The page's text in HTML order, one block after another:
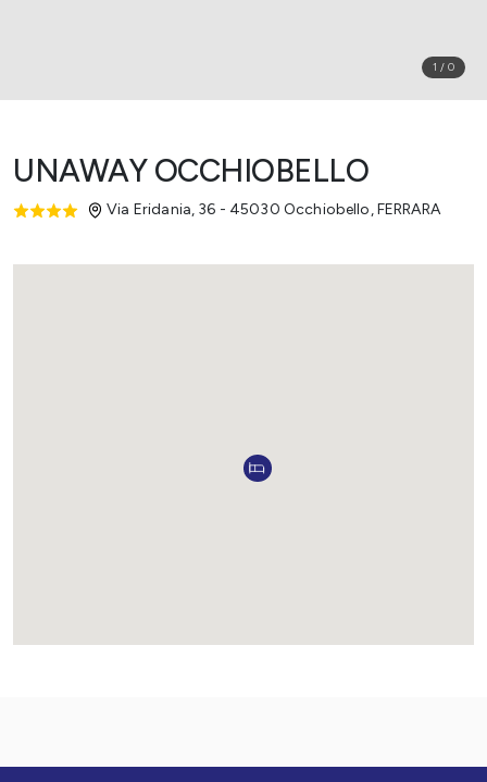
1 / 0
UNAWAY OCCHIOBELLO
Via Eridania, 36 - 45030 Occhiobello,FERRARA